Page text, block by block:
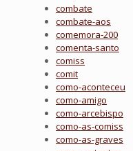
combate
combate-aos
comemora-200
comenta-santo
comiss
comit
como-aconteceu
como-amigo
como-arcebispo
como-as-comiss
como-as-graves